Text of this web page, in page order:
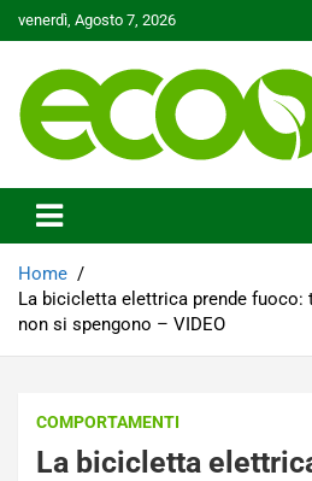
to
venerdì, Agosto 7, 2026
Ecoo.it
Home
La bicicletta elettrica prende fuoco:
non si spengono – VIDEO
COMPORTAMENTI
La bicicletta